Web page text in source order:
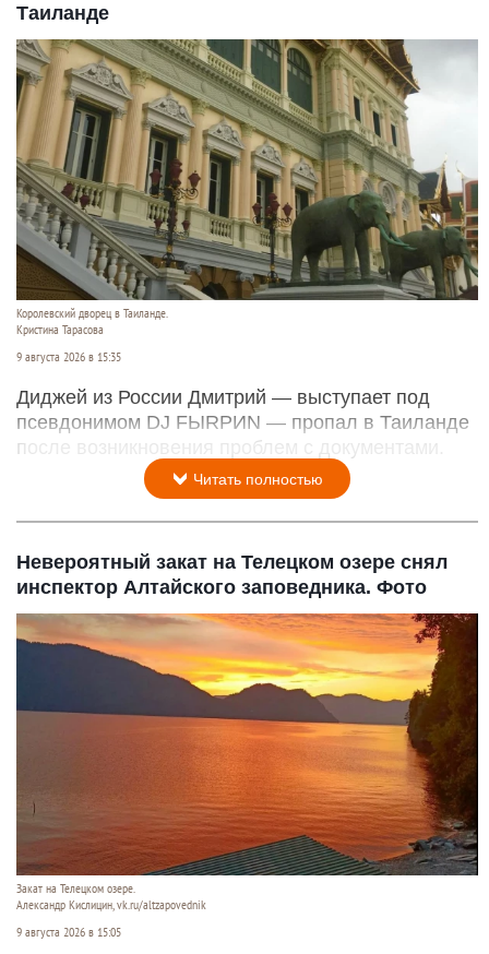
Таиланде
Королевский дворец в Таиланде.
Кристина Тарасова
9 августа 2026 в 15:35
Диджей из России Дмитрий — выступает под
псевдонимом DJ FЫRРИN — пропал в Таиланде
после возникновения проблем с документами.
Читать полностью
Невероятный закат на Телецком озере снял
инспектор Алтайского заповедника. Фото
Закат на Телецком озере.
Александр Кислицин, vk.ru/altzapovednik
9 августа 2026 в 15:05